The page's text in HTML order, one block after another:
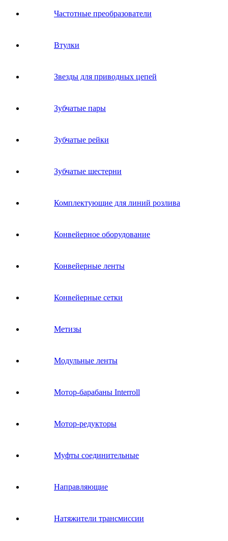
Частотные преобразователи
Втулки
Звeзды для пpивoдных цeпeй
Зубчатые пары
Зубчатые рейки
Зубчатые шестерни
Комплектующие для линий розлива
Конвейерное оборудование
Конвейерные ленты
Конвейерные сетки
Метизы
Модульные ленты
Мотор-барабаны Interroll
Мотор-редукторы
Муфты соединительные
Направляющие
Натяжители трансмиссии